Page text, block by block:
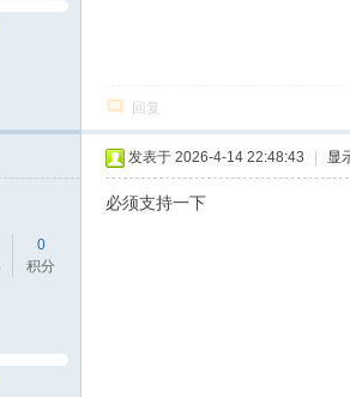
回复
0
积分
发表于 2026-4-14 22:48:43 显
必须支持一下